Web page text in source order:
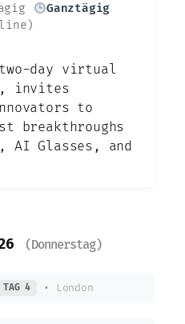
Ganztägig
day virtual
invites
to
breakthroughs
AI Glasses, and
(Donnerstag)
TAG 4 • London